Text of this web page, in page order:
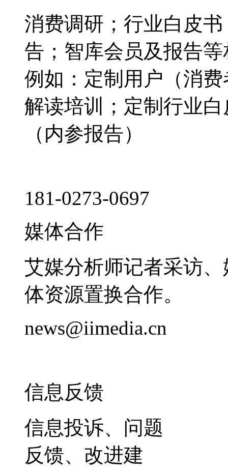
消费调研；行业白皮
告；智库会员及报告
例如：定制用户（消
解读培训；定制行业
（内参报告）
181-0273-0697
媒体合作
艾媒分析师记者采访
体资源置换合作。
news@iimedia.cn
信息反馈
信息投诉、问题
反馈、改进建